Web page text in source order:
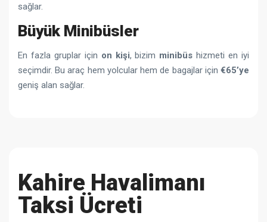
sağlar.
Büyük Minibüsler
En fazla gruplar için on kişi, bizim minibüs hizmeti en iyi
seçimdir. Bu araç hem yolcular hem de bagajlar için €65’ye
geniş alan sağlar.
Kahire Havalimanı
Taksi Ücreti